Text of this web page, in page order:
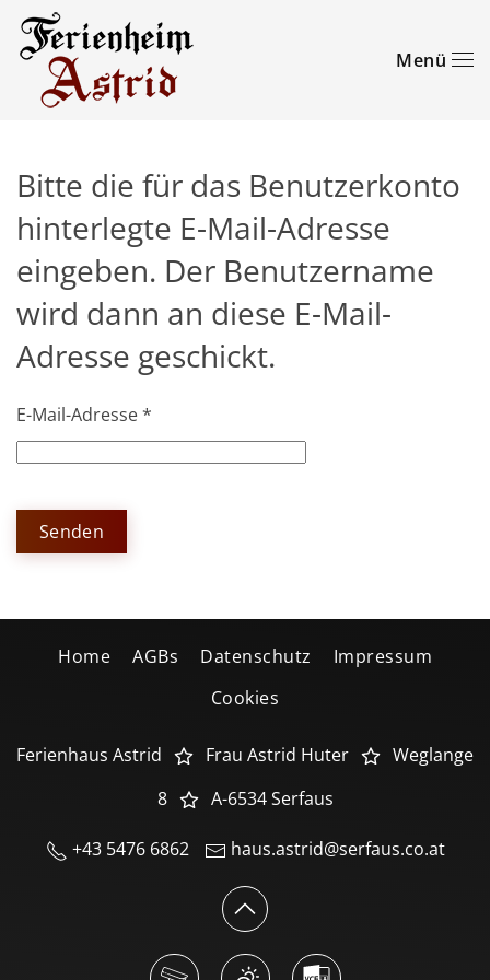
Zum Hauptinhalt springen Menü
Bitte die für das Benutzerkonto
hinterlegte E-Mail-Adresse
eingeben. Der Benutzername
wird dann an diese E-Mail-
Adresse geschickt.
E-Mail-Adresse*
Senden
Home AGBs Datenschutz
Impressum
Cookies
Ferienhaus Astrid Frau Astrid Huter
Weglange
8
A-6534 Serfaus
+43 5476 6862 haus.astrid@serfaus.co.at